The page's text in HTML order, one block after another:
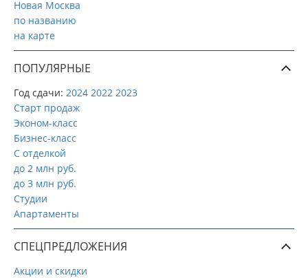
Новая Москва
по названию
на карте
ПОПУЛЯРНЫЕ
Год сдачи: 2024 2022 2023
Старт продаж
Эконом-класс
Бизнес-класс
С отделкой
до 2 млн руб.
до 3 млн руб.
Студии
Апартаменты
СПЕЦПРЕДЛОЖЕНИЯ
Акции и скидки